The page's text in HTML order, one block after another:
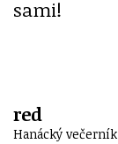
sami!
red
Hanácký večerník